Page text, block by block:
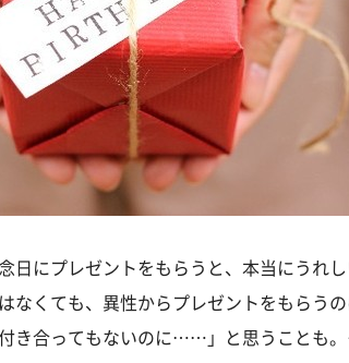
日にプレゼントをもらうと、本当にうれ
なくても、異性からプレゼントをもらう
き合ってもないのに……」と思うことも。